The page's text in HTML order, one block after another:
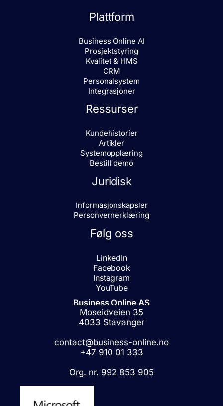
Plattform
Business Online AI
Prosjektstyring
Kvalitet & HMS
CRM
Personalsystem
Integrasjoner
Ressurser
Kundehistorier
Artikler
Systemopplæring
Bestill demo
Juridisk
Informasjonskapsler
Personvernerklæring
Følg oss
LinkedIn
Facebook
Instagram
YouTube
Business Online AS
Moseidveien 35
4033 Stavanger
contact@business-online.no
+47 910 01 333
Org. nr. 992 853 905